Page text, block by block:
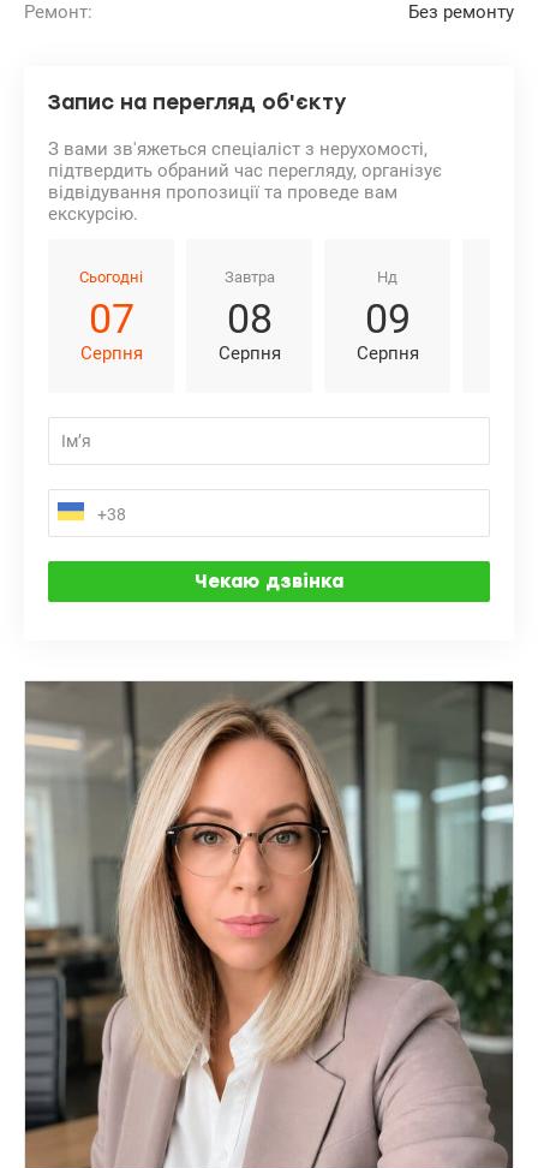
Ремонт:
Без ремонту
Запис на перегляд об'єкту
З вами зв'яжеться спеціаліст з нерухомості,
підтвердить обраний час перегляду, організує
відвідування пропозиції та проведе вам
екскурсію.
Сьогодні
07
Серпня
Завтра
08
Серпня
Нд
09
Серпня